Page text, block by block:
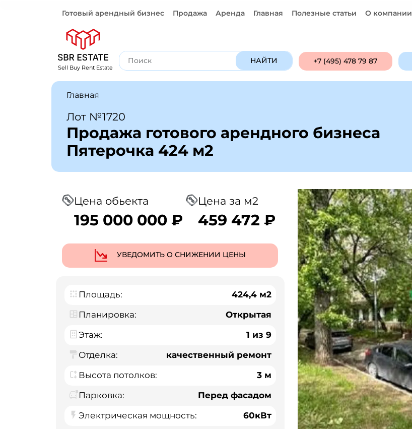
Готовый арендный бизнес Продажа Аренда Главная Полезные статьи О компании
Sell Buy Rent Estate
НАЙТИ +7 (495) 478 79 87
Главная
Лот №1720
Продажа готового арендного бизнеса
Пятерочка 424 м2
Цена обьекта
195 000 000 ₽
Цена за м2
459 472 ₽
УВЕДОМИТЬ О СНИЖЕНИИ ЦЕНЫ
Площадь:
424,4 м2
Планировка:
Открытая
Этаж:
1 из 9
Отделка:
качественный ремонт
Высота потолков:
3 м
Парковка:
Перед фасадом
Электрическая мощность:
60кВт